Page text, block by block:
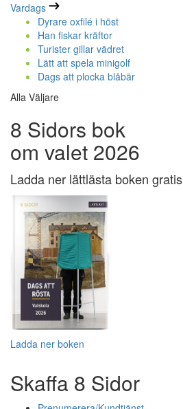
Vardags
Dyrare oxfilé i höst
Han fiskar kräftor
Turister gillar vädret
Lätt att spela minigolf
Dags att plocka blåbär
Alla Väljare
8 Sidors bok
om valet 2026
Ladda ner lättlästa boken gratis
Ladda ner boken
Skaffa 8 Sidor